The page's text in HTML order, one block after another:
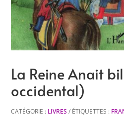
La Reine Anait
occidental)
CATÉGORIE : LIVRES ÉTIQUETTES :